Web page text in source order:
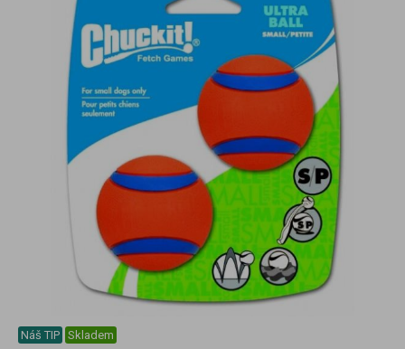
Náš TIP Skladem